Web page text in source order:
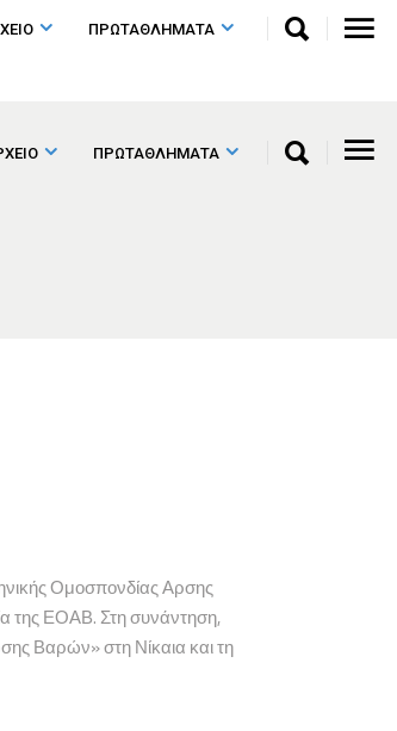
ΠΡΩΤΑΘΛΗΜΑΤΑ
ΠΡΩΤΑΘΛΗΜΑΤΑ
Ομοσπονδίας Αρσης
της ΕΟΑΒ. Στη συνάντηση,
Βαρών» στη Νίκαια και τη